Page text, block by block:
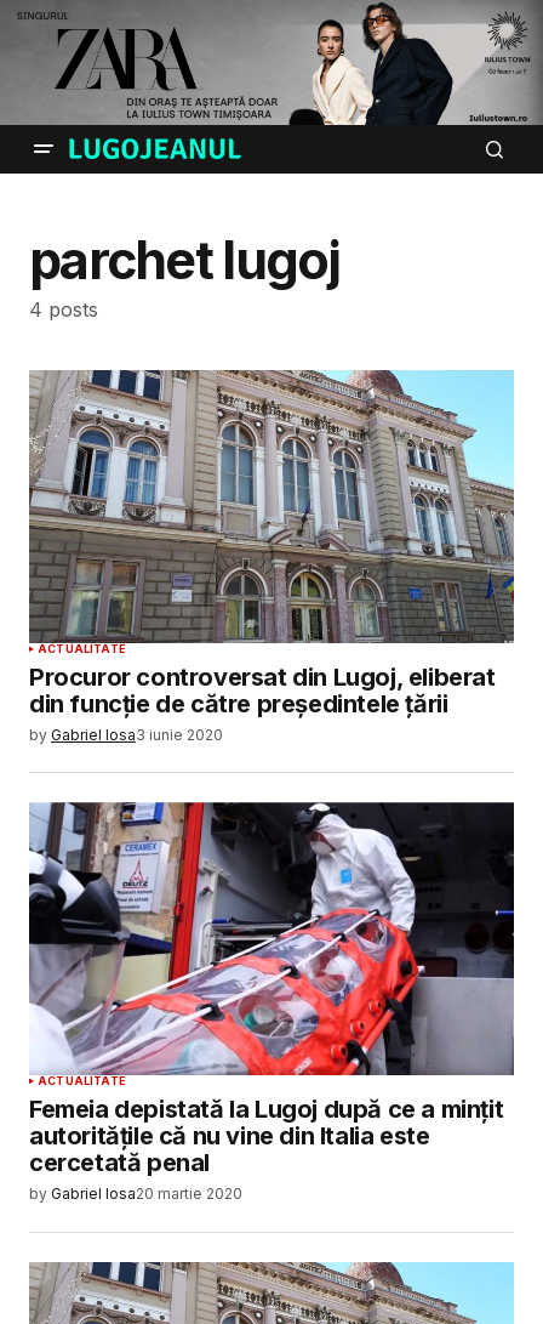
parchet lugoj
4 posts
ACTUALITATE
Procuror controversat din Lugoj, eliberat
din funcție de către președintele țării
by Gabriel Iosa3 iunie 2020
ACTUALITATE
Femeia depistată la Lugoj după ce a mințit
autoritățile că nu vine din Italia este
cercetată penal
by Gabriel Iosa20 martie 2020